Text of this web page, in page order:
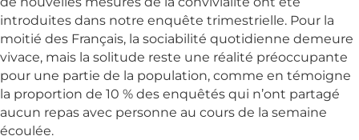
introduites dans notre enquête trimestrielle. Pour la
moitié des Français, la sociabilité quotidienne demeure
vivace, mais la solitude reste une réalité préoccupante
pour une partie de la population, comme en témoigne
la proportion de 10 % des enquêtés qui n’ont partagé
aucun repas avec personne au cours de la semaine
écoulée.